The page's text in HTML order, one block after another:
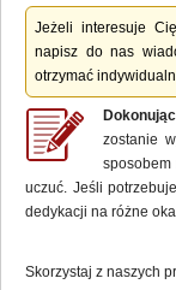
Jeżeli interesuje
napisz do nas
otrzymać
zostanie
sposobem
uczuć. Jeśli
dedykacji na różne
Skorzystaj z naszych